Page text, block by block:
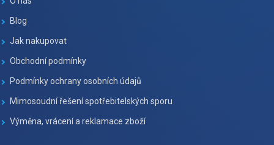
Blog
Jak nakupovat
Obchodní podmínky
Podmínky ochrany osobních údajů
Mimosoudní řešení spotřebitelských sporu
Výměna, vrácení a reklamace zboží